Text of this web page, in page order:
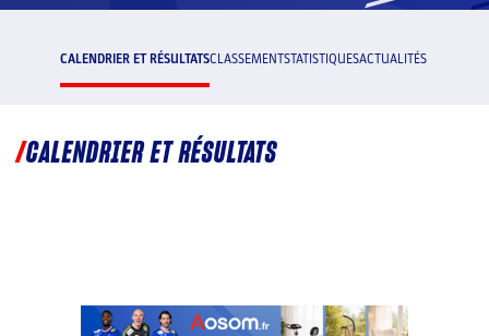
CALENDRIER ET RÉSULTATSCLASSEMENTSTATISTIQUESACTUALITÉS
CALENDRIER ET RÉSULTATS